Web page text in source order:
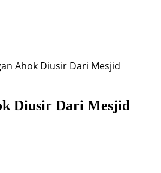
Ahok Diusir Dari Mesjid
Diusir Dari Mesjid